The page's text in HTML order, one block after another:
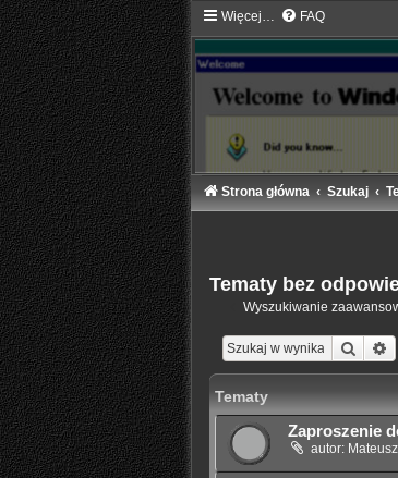
Więcej… FAQ
Strona główna Szukaj
Tematy bez
Wyszukiwanie
Szukaj
Tematy
Zaproszenie
autor: